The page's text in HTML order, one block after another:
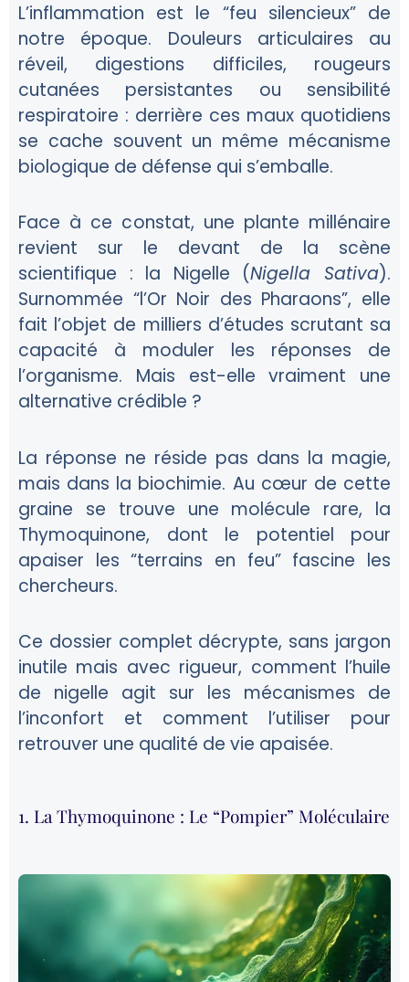
L’inflammation est le “feu silencieux” de
notre époque. Douleurs articulaires au
réveil, digestions difficiles, rougeurs
cutanées persistantes ou sensibilité
respiratoire : derrière ces maux quotidiens
se cache souvent un même mécanisme
biologique de défense qui s’emballe.
Face à ce constat, une plante millénaire
revient sur le devant de la scène
scientifique : la Nigelle (Nigella Sativa).
Surnommée “l’Or Noir des Pharaons”, elle
fait l’objet de milliers d’études scrutant sa
capacité à moduler les réponses de
l’organisme. Mais est-elle vraiment une
alternative crédible ?
La réponse ne réside pas dans la magie,
mais dans la biochimie. Au cœur de cette
graine se trouve une molécule rare, la
Thymoquinone, dont le potentiel pour
apaiser les “terrains en feu” fascine les
chercheurs.
Ce dossier complet décrypte, sans jargon
inutile mais avec rigueur, comment l’huile
de nigelle agit sur les mécanismes de
l’inconfort et comment l’utiliser pour
retrouver une qualité de vie apaisée.
1. La Thymoquinone : Le “Pompier” Moléculaire